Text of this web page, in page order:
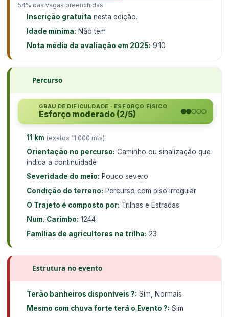
54% das vagas preenchidas
Inscrição gratuita nesta edição.
Idade mínima: Não tem
Nota média da avaliação em 2025: 9.10
Percurso
GRAU DE DIFICULDADE · ESFORÇO FÍSICO
Esforço moderado (2/5)
11 km (exatos 11.000 mts)
Orientação no percurso: Caminho ou sinalização que
indica a continuidade
Severidade do meio: Pouco severo
Condição do terreno: Percurso com piso irregular
O Trajeto é composto por: Trilhas e Estradas
Num. Carimbo: 1244
Famílias de agricultores na trilha: 23
Estrutura no evento
Terão banheiros disponíveis ?: Sim, Normais
Mesmo com chuva forte terá o Evento ?: Sim